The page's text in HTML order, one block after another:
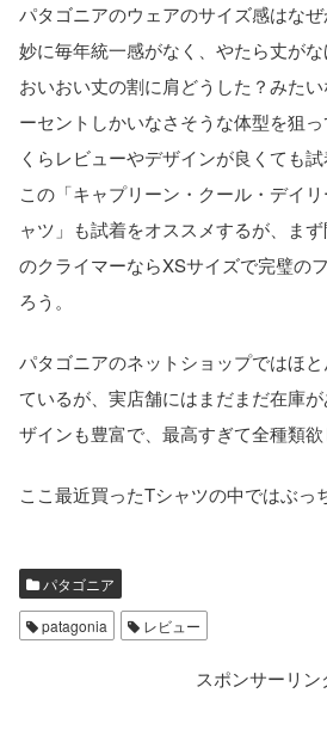
パタゴニアのウェアのサイズ感はな
妙に毎年統一感がなく、やたら丈が
おいおい丈の割に肩どうした？みた
ーセントしかいなさそうな体型を狙
くらレビューやデザインが良くても試
この「キャプリーン・クール・デイ
ャツ」も試着をオススメするが、ま
のクライマーならXSサイズで完璧の
ろう。
パタゴニアのネットショップではほ
ているが、実店舗にはまだまだ在庫
ザインも豊富で、最高すぎて全種類欲
ここ最近買ったTシャツの中ではぶっ
パタゴニア
patagonia レビュー
スポンサーリン